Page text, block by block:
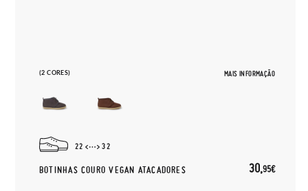
(2 CORES) MAIS INFORMAÇÃO
22 32
BOTINHAS COURO VEGAN ATACADORES 30,95€